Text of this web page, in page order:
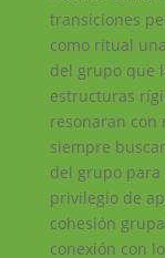
transiciones
como ritual
del grupo que
estructuras
resonaran con
siempre
del grupo
privilegio de
cohesión
conexión con